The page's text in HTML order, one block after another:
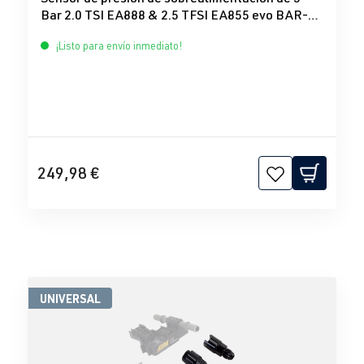
Bar 2.0 TSI EA888 & 2.5 TFSI EA855 evo BAR-
¡Listo para envío inmediato!
249,98 €
UNIVERSAL